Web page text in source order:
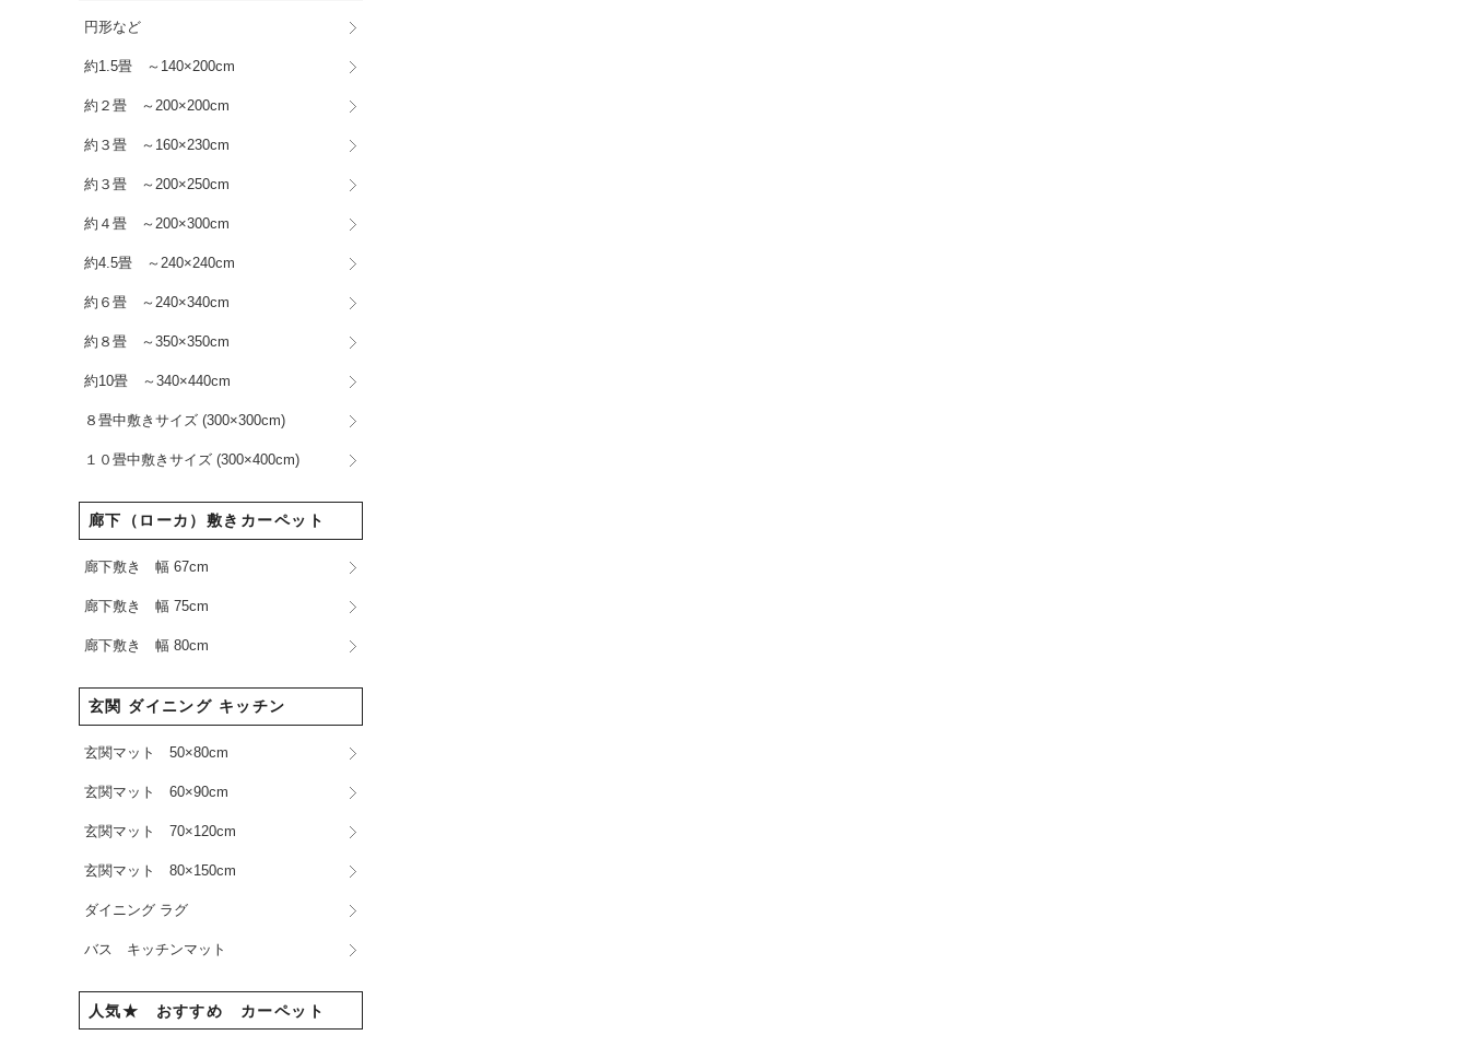
円形など
約1.5畳 ～140×200cm
約２畳 ～200×200cm
約３畳 ～160×230cm
約３畳 ～200×250cm
約４畳 ～200×300cm
約4.5畳 ～240×240cm
約６畳 ～240×340cm
約８畳 ～350×350cm
約10畳 ～340×440cm
８畳中敷きサイズ (300×300cm)
１０畳中敷きサイズ (300×400cm)
廊下（ローカ）敷きカーペット
廊下敷き 幅 67cm
廊下敷き 幅 75cm
廊下敷き 幅 80cm
玄関 ダイニング キッチン
玄関マット 50×80cm
玄関マット 60×90cm
玄関マット 70×120cm
玄関マット 80×150cm
ダイニング ラグ
バス キッチンマット
人気★ おすすめ カーペット